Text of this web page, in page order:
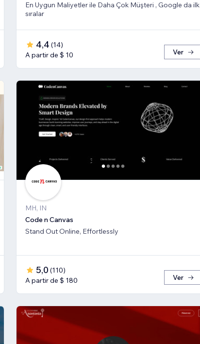
En Uygun Maliyetler ile Daha Çok Müşteri , Google da ilk
sıralar
4,4 (14)
A partir de $ 10
Ver
MH, IN
Code n Canvas
Stand Out Online, Effortlessly
5,0 (110)
A partir de $ 180
Ver